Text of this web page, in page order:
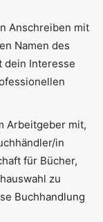
Anschreiben mit
Namen des
dein Interesse
Arbeitgeber mit,
in
für Bücher,
zu
Buchhandlung